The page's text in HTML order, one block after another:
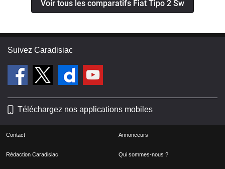
Voir tous les comparatifs Fiat Tipo 2 Sw
Suivez Caradisiac
Téléchargez nos applications mobiles
Contact Annonceurs
Rédaction Caradisiac Qui sommes-nous ?